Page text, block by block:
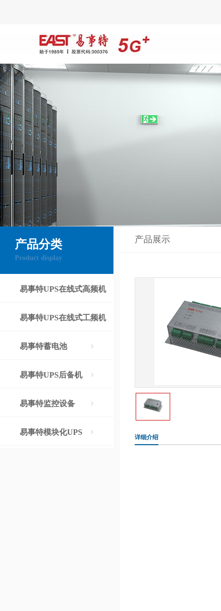
产品分类
Product display
易事特UPS在线式高频机
易事特UPS在线式工频机
易事特蓄电池
易事特UPS后备机
易事特监控设备
易事特模块化UPS
产品展示
详细介绍